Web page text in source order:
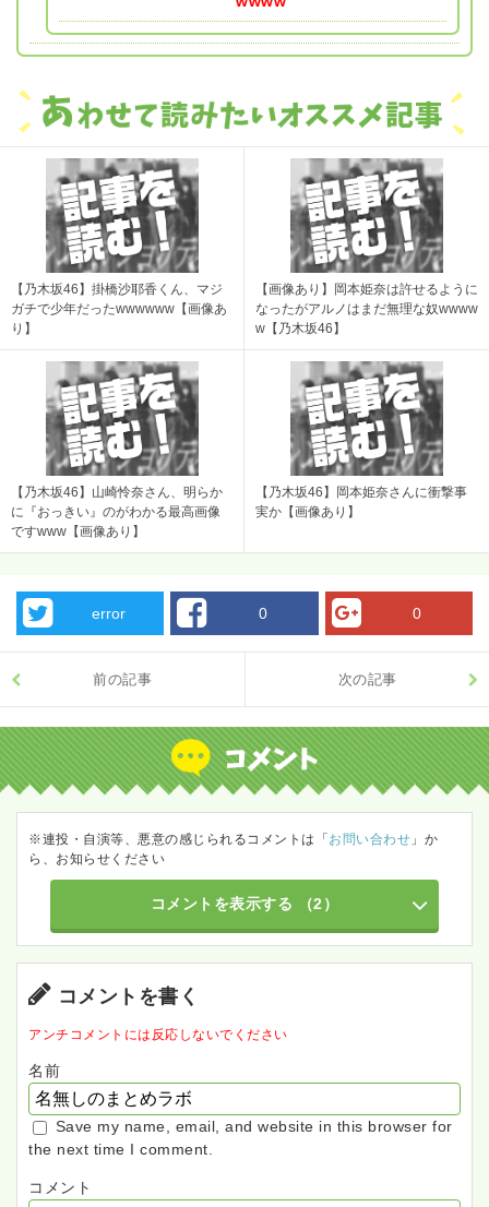
【乃木坂46】掛橋沙耶香くん、マジ
ガチで少年だったwwwwww【画像あ
り】
【画像あり】岡本姫奈は許せるように
なったがアルノはまだ無理な奴wwww
w【乃木坂46】
【乃木坂46】山崎怜奈さん、明らか
に『おっきい』のがわかる最高画像
ですwww【画像あり】
【乃木坂46】岡本姫奈さんに衝撃事
実か【画像あり】
error 0 0
前の記事 次の記事
※連投・自演等、悪意の感じられるコメントは「 お問い合わせ 」か
ら、お知らせください
コメントを表示する （2）
コメントを書く
アンチコメントには反応しないでください
名前
Save my name, email, and website in this browser for
the next time I comment.
コメント